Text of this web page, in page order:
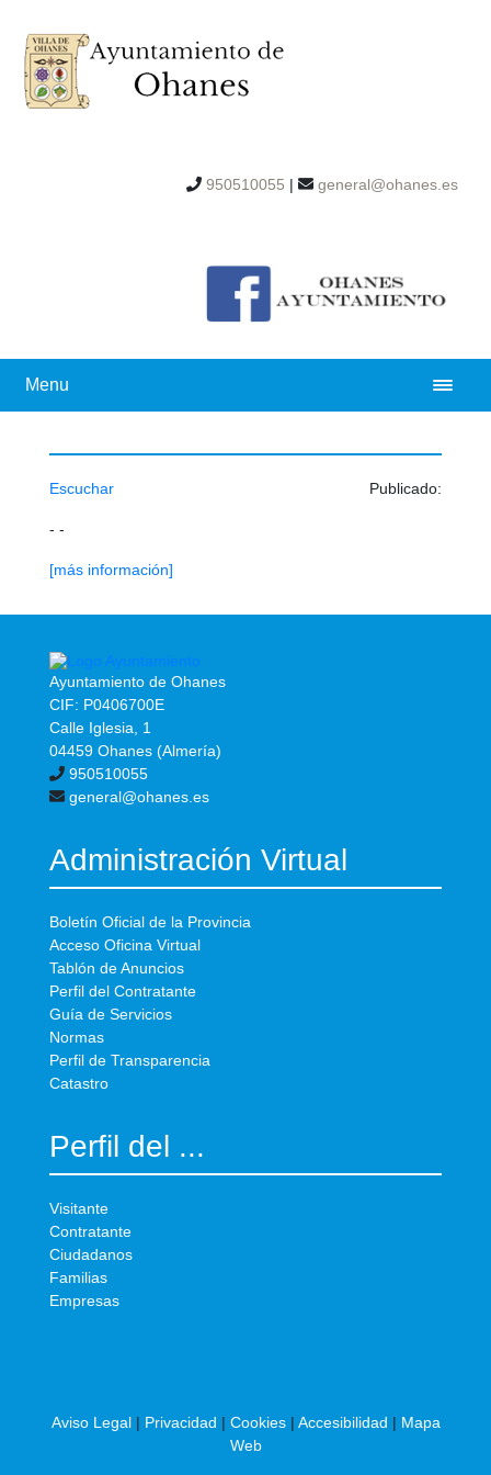
950510055 | general@ohanes.es
Menu
Escuchar
- -
Publicado:
[más información]
Ayuntamiento de Ohanes
CIF: P0406700E
Calle Iglesia, 1
04459 Ohanes (Almería)
950510055
general@ohanes.es
Administración Virtual
Boletín Oficial de la Provincia
Acceso Oficina Virtual
Tablón de Anuncios
Perfil del Contratante
Guía de Servicios
Normas
Perfil de Transparencia
Catastro
Perfil del ...
Visitante
Contratante
Ciudadanos
Familias
Empresas
Aviso Legal | Privacidad | Cookies | Accesibilidad | Mapa
Web